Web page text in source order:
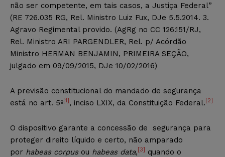
não ser competente, em tais casos, a Justiça Federal”
(RE 726.035 RG, Rel. Ministro Luiz Fux, DJe 5.5.2014. 3.
Agravo Regimental provido. (AgRg no CC 126.151/RJ,
Rel. Ministro ARI PARGENDLER, Rel. p/ Acórdão
Ministro HERMAN BENJAMIN, PRIMEIRA SEÇÃO,
julgado em 09/09/2015, DJe 10/02/2016)
A previsão constitucional do mandado de segurança
está no art. 5º[1] , inciso LXIX, da Constituição Federal. [2]
O dispositivo garante a concessão de segurança para
proteger direito líquido e certo, não amparado
por habeas corpus ou habeas data, [3]
quando o